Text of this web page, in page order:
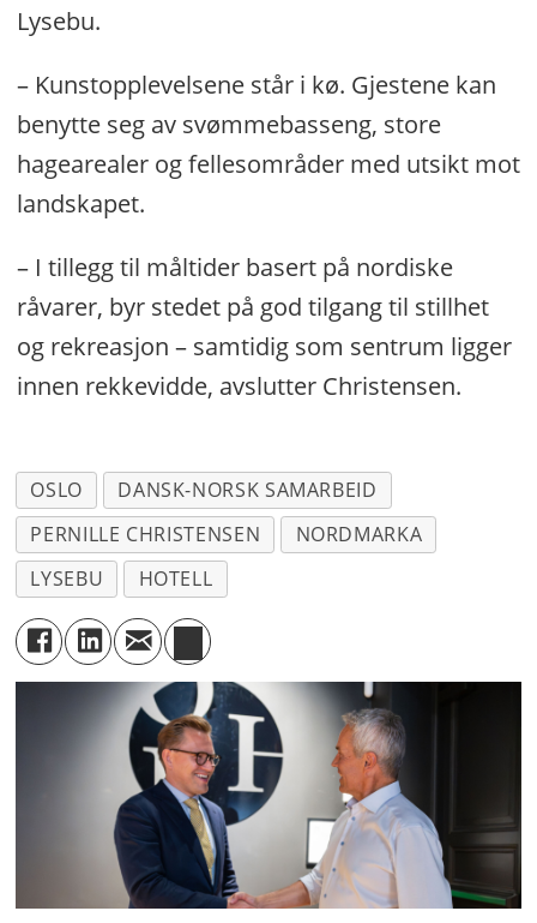
Lysebu.
– Kunstopplevelsene står i kø. Gjestene kan
benytte seg av svømmebasseng, store
hagearealer og fellesområder med utsikt mot
landskapet.
– I tillegg til måltider basert på nordiske
råvarer, byr stedet på god tilgang til stillhet
og rekreasjon – samtidig som sentrum ligger
innen rekkevidde, avslutter Christensen.
OSLO
DANSK-NORSK SAMARBEID
PERNILLE CHRISTENSEN
NORDMARKA
LYSEBU
HOTELL